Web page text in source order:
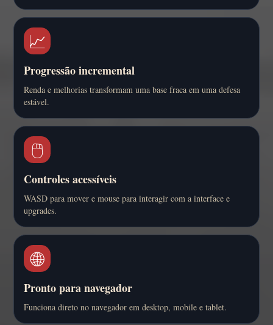
📈
Progressão incremental
Renda e melhorias transformam uma base fraca em uma defesa
estável.
🖱️
Controles acessíveis
WASD para mover e mouse para interagir com a interface e
upgrades.
🌐
Pronto para navegador
Funciona direto no navegador em desktop, mobile e tablet.